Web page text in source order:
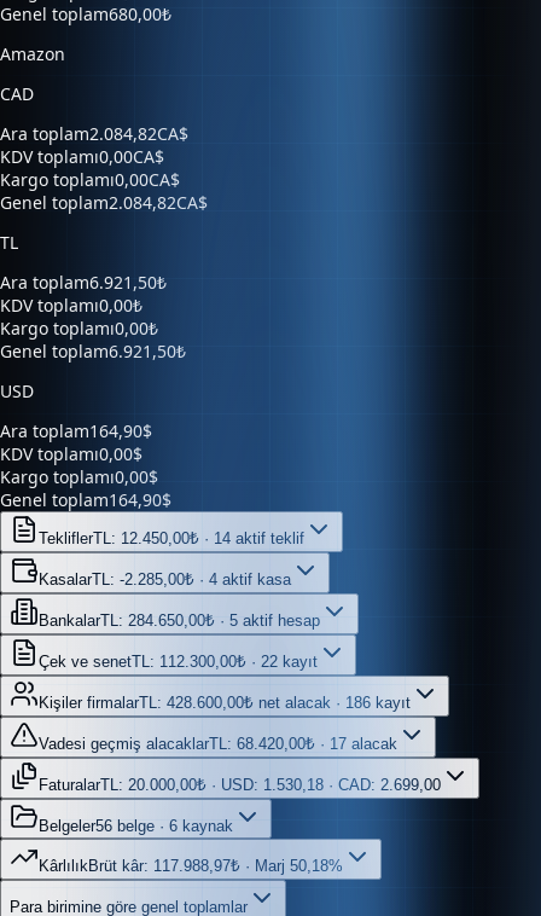
Amazon
CAD
Ara toplam
Kargo toplamı0,00CA$
Genel toplam2.084,82CA$
TL
Ara toplam
Kargo toplamı0,00₺
Genel toplam6.921,50₺
USD
Ara toplam
Kargo toplamı0,00$
Genel toplam164,90$
TekliflerTL: 12.450,00₺ · 14 aktif teklif
KasalarTL: -2.285,00₺ · 4 aktif kasa
Bankalar TL: 284.650,00₺ · 5 aktif hesap
Çek ve senetTL: 112.300,00₺ · 22 kayıt
Kişiler firmalar TL: 428.600,00₺ net alacak · 186 kayıt
Vadesi geçmiş alacaklarTL: 68.420,00₺ · 17 alacak
FaturalarTL: 20.000,00₺ · USD: 1.530,18 · CAD: 2.699,00
Belgeler56 belge · 6 kaynak
KârlılıkBrüt kâr: 117.988,97₺ · Marj 50,18%
Para birimine göre genel toplamlar